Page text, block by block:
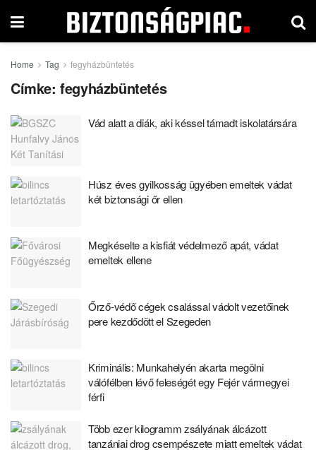
Home Tag fegyházbüntetés
Címke:fegyházbüntetés
Vád alatt a diák, aki késsel támadt iskolatársára
Húsz éves gyilkosság ügyében emeltek vádat
két biztonsági őr ellen
Megkéselte a kisfiát védelmező apát, vádat
emeltek ellene
Őrző-védő cégek csalással vádolt vezetőinek
pere kezdődött el Szegeden
Kriminális: Munkahelyén akarta megölni
válófélben lévő feleségét egy Fejér vármegyei
férfi
Több ezer kilogramm zsályának álcázott
tanzániai drog csempészete miatt emeltek vádat